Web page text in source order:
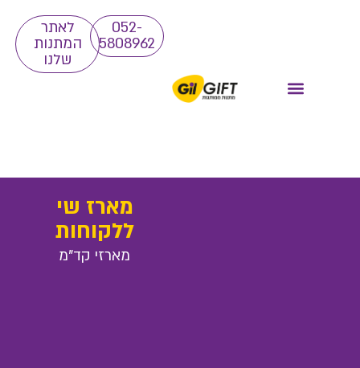
052-
5808962
לאתר
המתנות
שלנו
מארז שי
ללקוחות
מארזי קד"מ